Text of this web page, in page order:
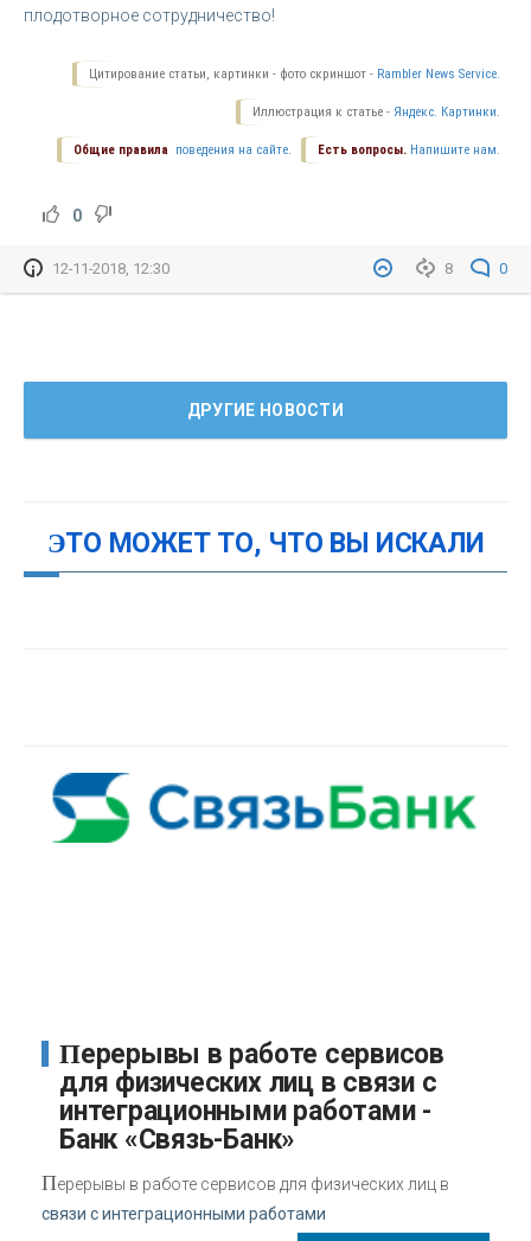
плодотворное сотрудничество!
Цитирование статьи, картинки - фото скриншот - Rambler News Service.
Иллюстрация к статье - Яндекс. Картинки.
Есть вопросы. Напишите нам.
Общие правила поведения на сайте.
0
8 0
12-11-2018, 12:30
ДРУГИЕ НОВОСТИ
ЭТО МОЖЕТ ТО, ЧТО ВЫ ИСКАЛИ
Перерывы в работе сервисов
для физических лиц в связи с
интеграционными работами -
Банк «Связь-Банк»
Перерывы в работе сервисов для физических лиц в
связи с интеграционными работами